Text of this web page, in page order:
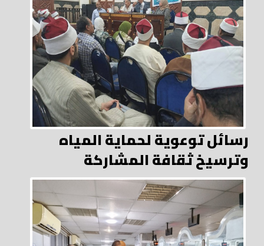
رسائل توعوية لحماية المياه
وترسيخ ثقافة المشاركة